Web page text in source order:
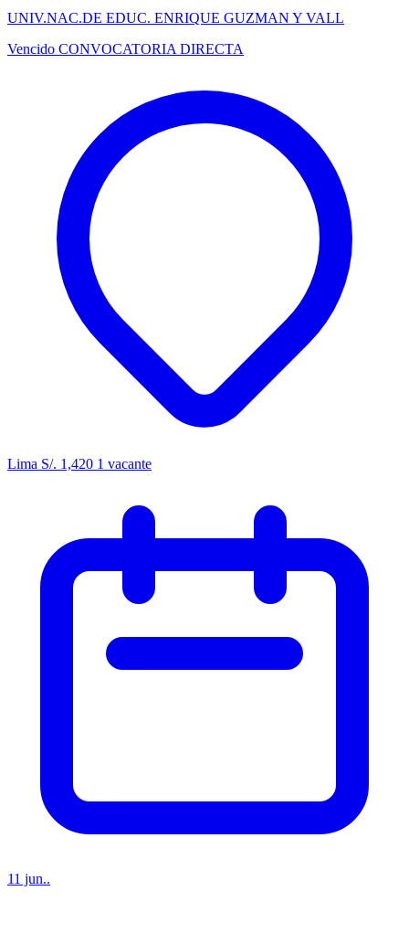
UNIV.NAC.DE EDUC. ENRIQUE GUZMAN Y VALL
Vencido CONVOCATORIA DIRECTA
Lima S/. 1,420 1 vacante
11 jun..